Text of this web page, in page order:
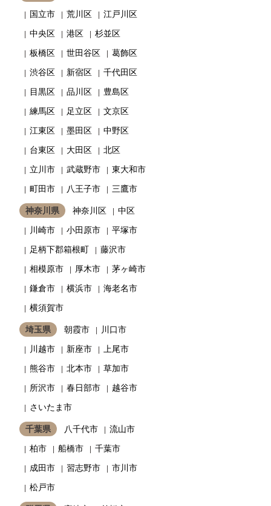
国立市
荒川区
江戸川区
中央区
港区
杉並区
板橋区
世田谷区
葛飾区
渋谷区
新宿区
千代田区
目黒区
品川区
豊島区
練馬区
足立区
文京区
江東区
墨田区
中野区
台東区
大田区
北区
立川市
武蔵野市
東大和市
町田市
八王子市 三鷹市
神奈川県 神奈川区
中区
川崎市
小田原市
平塚市
足柄下郡箱根町
藤沢市
相模原市
厚木市
茅ヶ崎市
鎌倉市
横浜市
海老名市
横須賀市
埼玉県 朝霞市
川口市
川越市
新座市
上尾市
熊谷市
北本市
草加市
所沢市
春日部市
越谷市
さいたま市
千葉県 八千代市
流山市
柏市
船橋市
千葉市
成田市
習志野市
市川市
松戸市